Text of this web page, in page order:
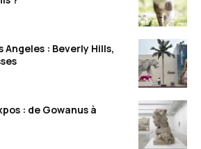
Angeles : Beverly Hills,
: de Gowanus à